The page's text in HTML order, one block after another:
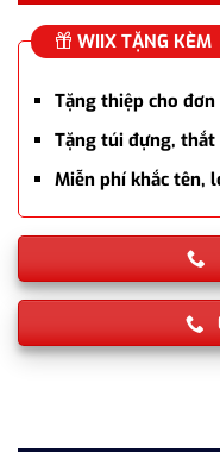
WIIX TẶNG KÈM
Tặng thiệp cho
Tặng túi đựng,
Miễn phí khắc tên,